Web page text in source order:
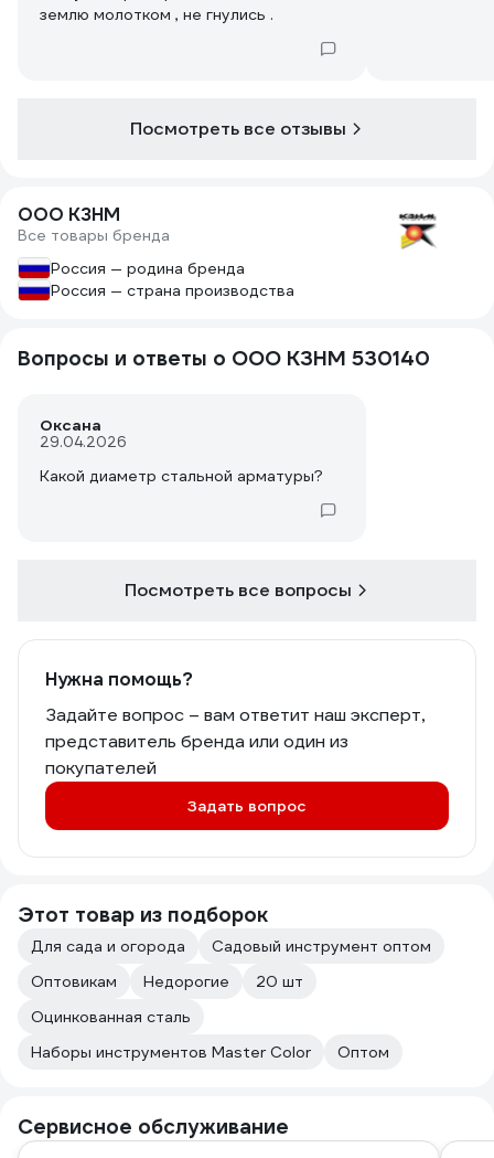
землю молотком , не гнулись .
Посмотреть все отзывы
ООО КЗНМ
Все товары бренда
Россия — родина бренда
Россия — страна производства
Вопросы и ответы о ООО КЗНМ 530140
Оксана
29.04.2026
Какой диаметр стальной арматуры?
Посмотреть все вопросы
Нужна помощь?
Задайте вопрос – вам ответит наш эксперт,
представитель бренда или один из
покупателей
Задать вопрос
Этот товар из подборок
Для сада и огорода
Садовый инструмент оптом
Оптовикам
Недорогие
20 шт
Оцинкованная сталь
Наборы инструментов Master Color
Оптом
Сервисное обслуживание